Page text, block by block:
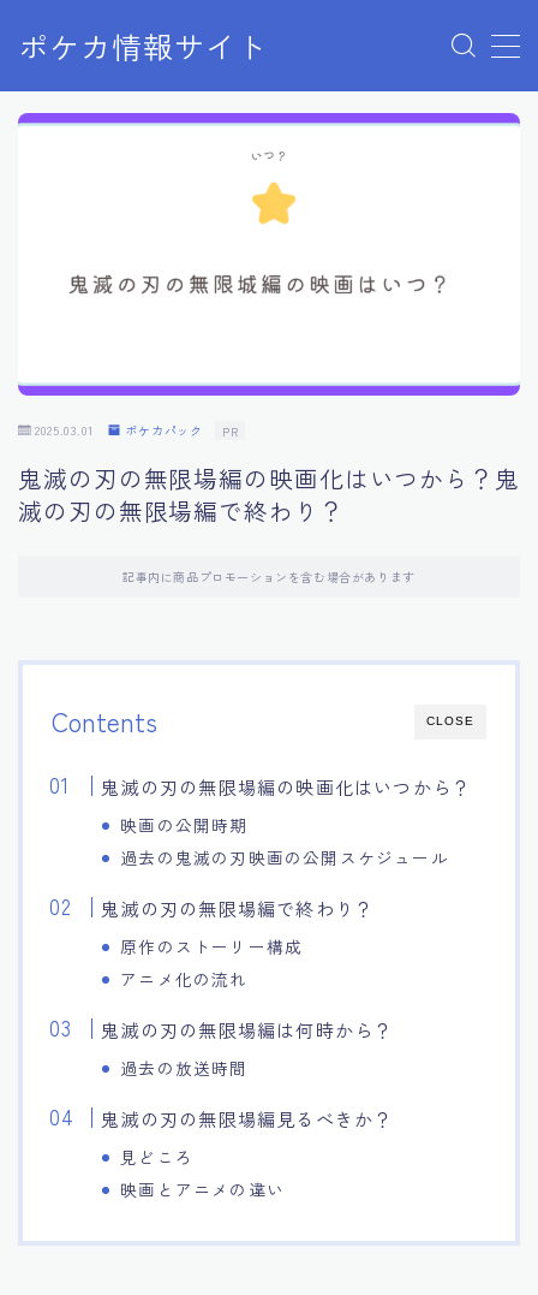
ポケカ情報サイト
MENU
Home
2025.03.01 ポケカパック PR
鬼滅の刃の無限場編の映画化はいつから？鬼
滅の刃の無限場編で終わり？
記事内に商品プロモーションを含む場合があります
CLOSE
Contents
鬼滅の刃の無限場編の映画化はいつから？
映画の公開時期
過去の鬼滅の刃映画の公開スケジュール
鬼滅の刃の無限場編で終わり？
原作のストーリー構成
アニメ化の流れ
鬼滅の刃の無限場編は何時から？
過去の放送時間
鬼滅の刃の無限場編見るべきか？
見どころ
映画とアニメの違い